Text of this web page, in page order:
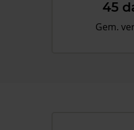
45
Gem.